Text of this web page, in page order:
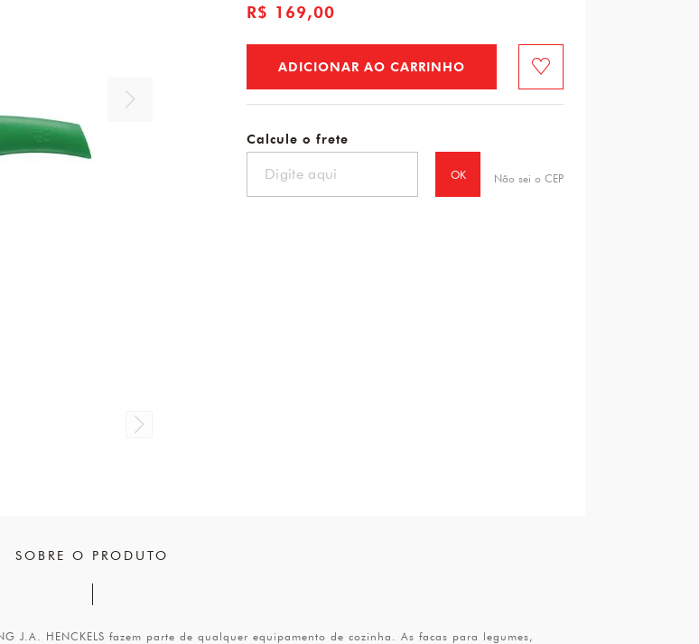
R$ 169,00
ADICIONAR AO CARRINHO Favorito
Calcule o frete
OK Não sei o CEP
SOBRE O PRODUTO
J.A. HENCKELS fazem parte de qualquer equipamento de cozinha. As facas para legumes,